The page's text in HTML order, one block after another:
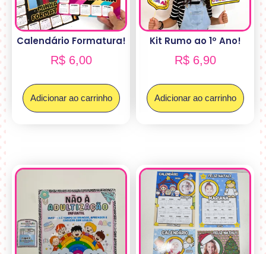
Calendário Formatura!
R$6,00
Adicionar ao carrinho
Kit Rumo ao 1º Ano!
R$6,90
Adicionar ao carrinho